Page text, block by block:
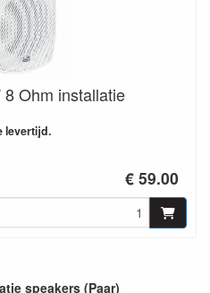
Ohm installatie
levertijd.
€ 59.00
speakers (Paar)